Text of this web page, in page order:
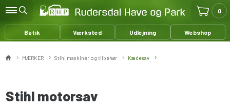
Butik Værksted Udlejning Webshop
0
MÆRKER Stihl maskiner og tilbehør Kædesav
Stihl motorsav